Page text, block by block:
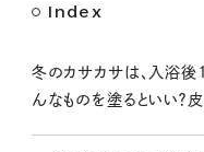
Index
冬のカサカサは、入浴
んなものを塗るといい？